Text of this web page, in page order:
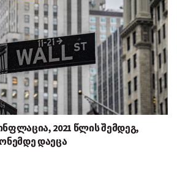
2021 წლის შემდეგ,
დაეცა